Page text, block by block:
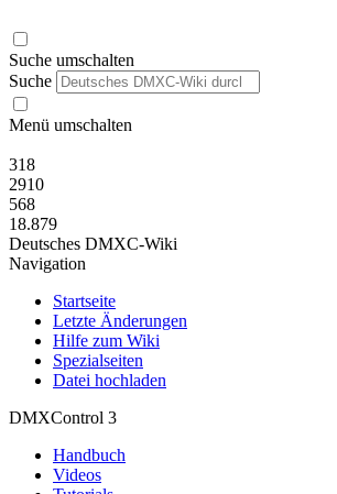
Suche umschalten
Suche
Menü umschalten
318
2910
568
18.879
Deutsches DMXC-Wiki
Navigation
Startseite
Letzte Änderungen
Hilfe zum Wiki
Spezialseiten
Datei hochladen
DMXControl 3
Handbuch
Videos